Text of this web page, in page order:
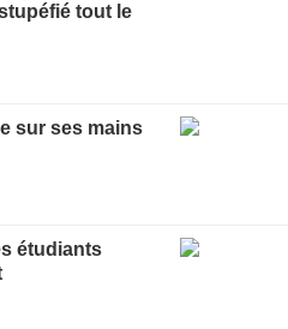
tout le
sur ses mains
étudiants